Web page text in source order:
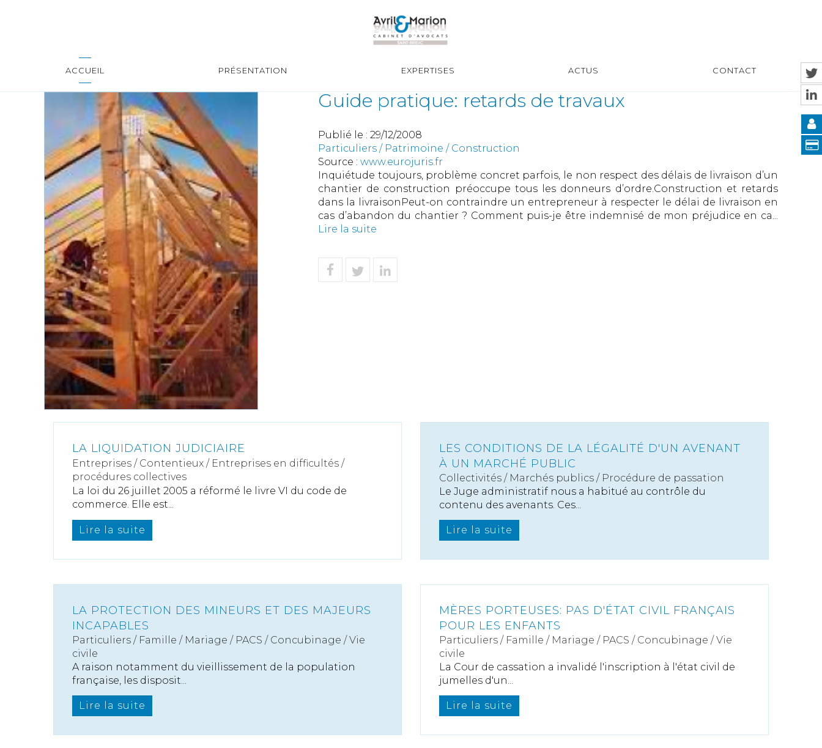
ACCUEIL PRÉSENTATION EXPERTISES ACTUS CONTACT
Guide pratique: retards de travaux
Publié le : 29/12/2008
Particuliers / Patrimoine / Construction
Source : www.eurojuris.fr
Inquiétude toujours, problème concret parfois, le non respect des délais de livraison d’un
chantier de construction préoccupe tous les donneurs d’ordre.Construction et retards
dans la livraisonPeut-on contraindre un entrepreneur à respecter le délai de livraison en
cas d’abandon du chantier ? Comment puis-je être indemnisé de mon préjudice en ca...
Lire la suite
LA LIQUIDATION JUDICIAIRE
Entreprises / Contentieux / Entreprises en difficultés /
procédures collectives
La loi du 26 juillet 2005 a réformé le livre VI du code de
commerce. Elle est...
Lire la suite
LES CONDITIONS DE LA LÉGALITÉ D'UN AVENANT
À UN MARCHÉ PUBLIC
Collectivités / Marchés publics / Procédure de passation
Le Juge administratif nous a habitué au contrôle du
contenu des avenants. Ces...
Lire la suite
LA PROTECTION DES MINEURS ET DES MAJEURS
INCAPABLES
Particuliers / Famille / Mariage / PACS / Concubinage / Vie
civile
A raison notamment du vieillissement de la population
française, les disposit...
Lire la suite
MÈRES PORTEUSES: PAS D'ÉTAT CIVIL FRANÇAIS
POUR LES ENFANTS
Particuliers / Famille / Mariage / PACS / Concubinage / Vie
civile
La Cour de cassation a invalidé l'inscription à l'état civil de
jumelles d'un...
Lire la suite